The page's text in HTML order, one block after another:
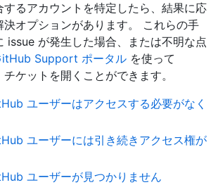
るアカウントを特定したら、結果に応
決オプションがあります。 これらの手
issue が発生した場合、または不明な点
Support ポータル を使って
ケットを開くことができます。
ユーザーはアクセスする必要がなく
ユーザーには引き続きアクセス権が
ユーザーが見つかりません